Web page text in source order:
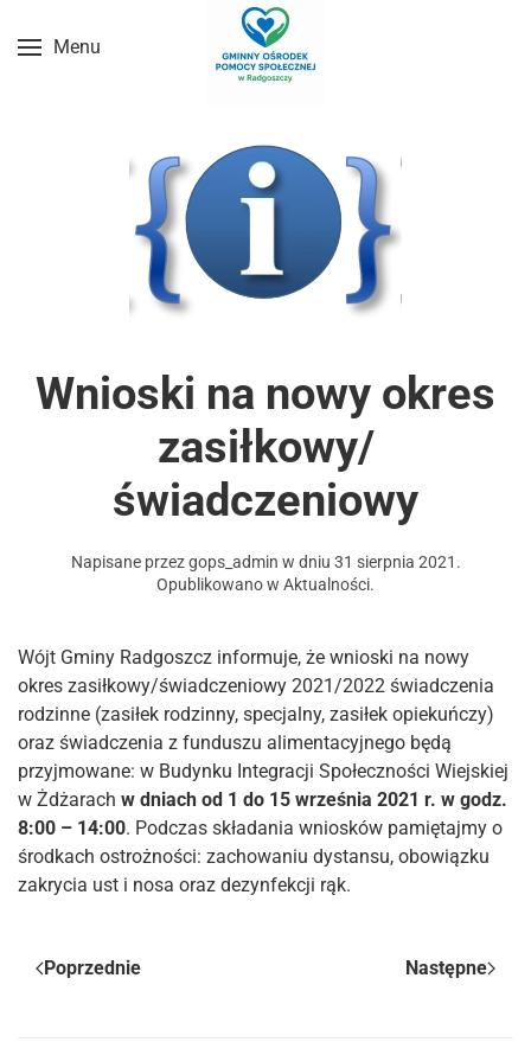
Przejdź do treści głównej
Menu
Wnioski na nowy okres
zasiłkowy/
świadczeniowy
Napisane przezgops_admin w dniu 31 sierpnia 2021 .
Opublikowano w Aktualności.
Wójt Gminy Radgoszcz informuje, że wnioski na nowy
okres zasiłkowy/świadczeniowy 2021/2022 świadczenia
rodzinne (zasiłek rodzinny, specjalny, zasiłek opiekuńczy)
oraz świadczenia z funduszu alimentacyjnego będą
przyjmowane: w Budynku Integracji Społeczności Wiejskiej
w Żdżarach w dniach od 1 do 15 września 2021 r. w godz.
8:00 – 14:00. Podczas składania wniosków pamiętajmy o
środkach ostrożności: zachowaniu dystansu, obowiązku
zakrycia ust i nosa oraz dezynfekcji rąk.
Poprzednie Następne